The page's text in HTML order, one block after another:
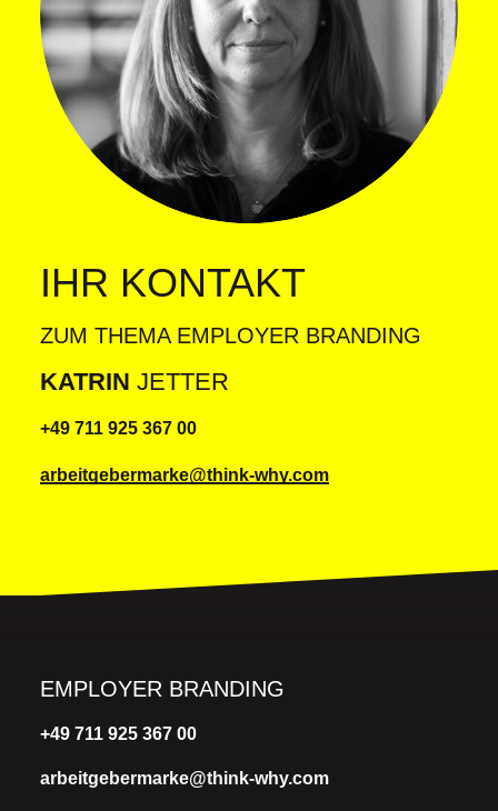
IHR KONTAKT
ZUM THEMA EMPLOYER BRANDING
KATRIN JETTER
+49 711 925 367 00
arbeitgebermarke@think-why.com
EMPLOYER BRANDING
+49 711 925 367 00
arbeitgebermarke@think-why.com